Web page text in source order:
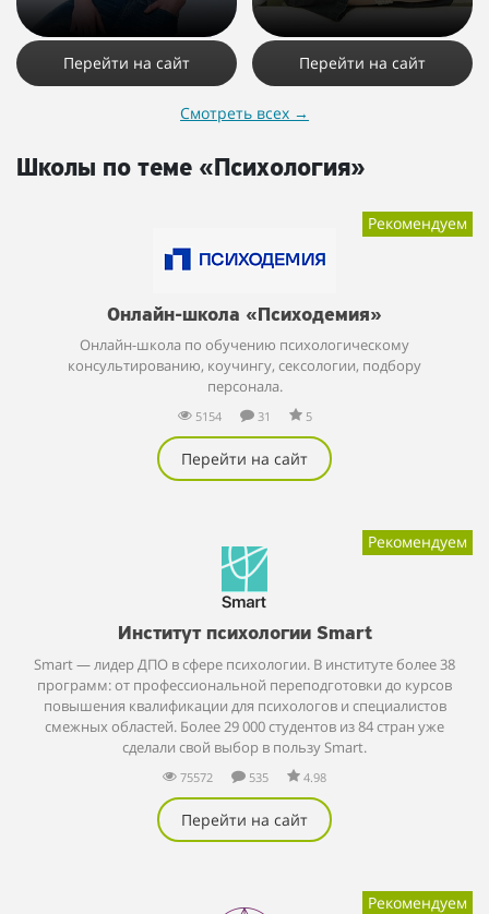
4892
Перейти на сайт
8784 35 19
Перейти на сайт
Смотреть всех →
Школы по теме «Психология»
Рекомендуем
Онлайн-школа «Психодемия»
Онлайн-школа по обучению психологическому
консультированию, коучингу, сексологии, подбору
персонала.
5154 31 5
Перейти на сайт
Рекомендуем
Институт психологии Smart
Smart — лидер ДПО в сфере психологии. В институте более 38
программ: от профессиональной переподготовки до курсов
повышения квалификации для психологов и специалистов
смежных областей. Более 29 000 студентов из 84 стран уже
сделали свой выбор в пользу Smart.
75572 535 4.98
Перейти на сайт
Рекомендуем